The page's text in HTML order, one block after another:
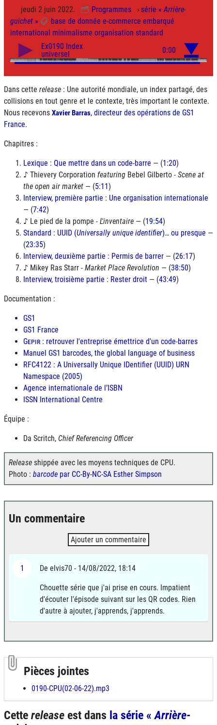
jeudi 2 juin 2022. Programmes › série « Arrière-
guichet» base de donnée e-commerce embarqué
international minimalisme organisation standard
Dans cette release : Une autorité mondiale, un index partagé, des
collisions en tout genre et le contexte, très important le contexte.
Nous recevons Xavier Barras, directeur des opérations de GS1
France.
Chapitres :
Lexique : Que mettre dans un code-barre — (1:20)
♪ Thievery Corporation featuring Bebel Gilberto - Scene at
the open air market — (5:11)
Interview, première partie : Une organisation internationale
— (7:42)
♪ Le pied de la pompe - L'inventaire — (19:54)
Standard : UUID (Universally unique identifier)… ou presque —
(23:35)
Interview, deuxième partie : Permis de barrer — (26:17)
♪ Mikey Ras Starr - Market Place Revolution — (38:50)
Interview, troisième partie : Rester droit — (43:49)
Documentation :
GS1
GS1 France
Gepir : retrouver l'entreprise émettrice d'un code-barres
Manuel GS1 barcodes, the global language of business
RFC4122 : A Universally Unique IDentifier (UUID) URN
Namespace (2005)
Agence internationale de l’ISBN
ISSN International Centre
Équipe :
Da Scritch, Chief Referencing Officer
Release shippée avec les moyens techniques de CPU.
Photo : barcode par CC-By-NC-SA Esther Simpson
Un commentaire
Ajouter un commentaire
1 De elvis70 - 14/08/2022, 18:14
Chouette série que j'ai prise en cours. Impatient
d'écouter l'épisode suivant sur les QR codes. Rien
d'autre à ajouter, j'apprends, j'apprends.
Pièces jointes
0190-CPU(02-06-22).mp3
Cette release est dans la série «Arrière-